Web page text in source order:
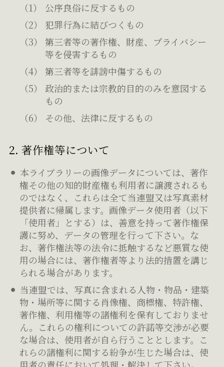
公序良俗に反するもの
犯罪行為に結びつくもの
第三者等の著作権、財産、プライバシー
等を侵害するもの
第三者等を誹謗中傷するもの
政治的または宗教的目的のみを意図する
もの
その他、法律に反するもの
2. 著作権等について
本ライブラリーの画像データについては、著作
権その他の知的財産権も利用者に譲渡されるも
のではなく、これらは全て当連盟又は写真素材
提供者に帰属します。画像データ使用者（以下
「使用者」とする）は、善意を持って著作権保
護に努め、データの管理を行って下さい。な
お、著作権法等の法令に抵触するなど悪質な使
用の場合には、著作権者等より法的措置を講じ
られる場合があります。
当連盟では、写真に含まれる人物・物品・建築
物・場所等に関する肖像権、商標権、特許権、
著作権、利用権等の諸権利を保有しておりませ
ん。これらの権利についての許諾等交渉が必要
な場合は、使用者が自ら行うこととします。こ
れらの諸権利に関する紛争が生じた場合は、使
用者の責任において処理・解決して下さい。